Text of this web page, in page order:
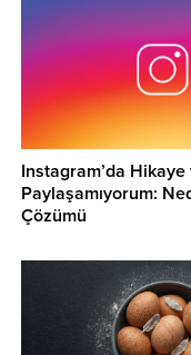
Instagram’da
Paylaşamıyorum:
Çözümü